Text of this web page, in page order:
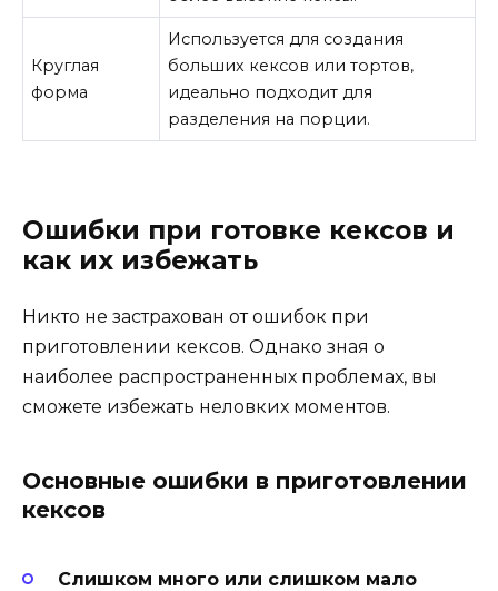
Круглая
форма
Используется для создания
больших кексов или тортов,
идеально подходит для
разделения на порции.
Ошибки при готовке кексов и
как их избежать
Никто не застрахован от ошибок при
приготовлении кексов. Однако зная о
наиболее распространенных проблемах, вы
сможете избежать неловких моментов.
Основные ошибки в приготовлении
кексов
Слишком много или слишком мало